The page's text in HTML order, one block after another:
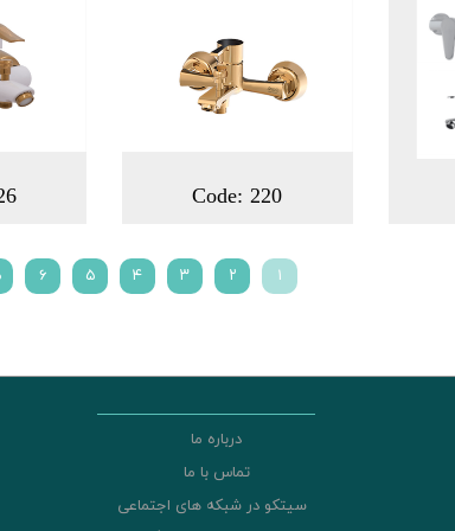
Code: 220
۱ ۲ ۳ ۴ ۵ ۶
درباره ما
تماس با ما
سیتکو در شبکه های اجتماعی